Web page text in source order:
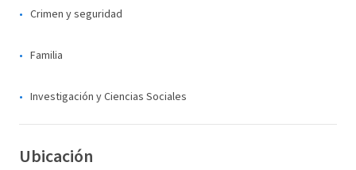
Crimen y seguridad
Familia
Investigación y Ciencias Sociales
Ubicación